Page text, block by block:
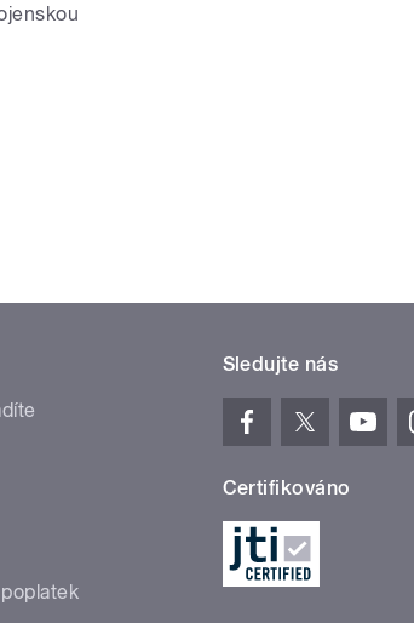
Sledujte nás
Certifikováno